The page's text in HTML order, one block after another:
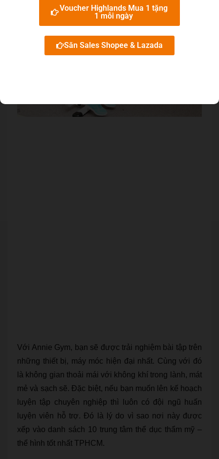
Với Annie Gym, bạn sẽ được trải nghiệm bài tập trên
những thiết bị, máy móc hiện đại nhất. Cùng với đó
là không gian thoải mái với không khí trong lành, mát
mẻ và sạch sẽ. Đặc biệt, nếu bạn muốn lên kế hoạch
luyện tập chuyên nghiệp thì luôn có đội ngũ huấn
luyện viên hỗ trợ. Đó là lý do vì sao nơi này được
xếp vào danh sách 10 trung tâm thể dục thẩm mỹ –
thể hình tốt nhất TPHCM.
Voucher Highlands Mua 1 tặng
1 mỗi ngày
Săn Sales Shopee & Lazada